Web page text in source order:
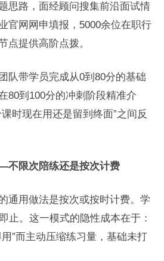
思路，面经顾问搜集前沿面试情
官网网申填报，5000余位在职行
点提供高阶点拨。
队带学员完成从0到80分的基础
80到100分的冲刺阶段精准介
时现在用还是留到终面”之间反
限次陪练还是按次计费
通用做法是按次或按时计费。学
止。这一模式的隐性成本在于：
”而主动压缩练习量，基础未打